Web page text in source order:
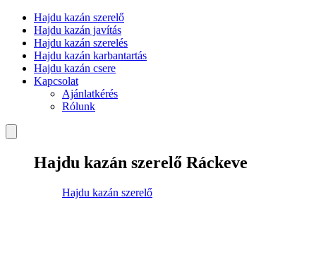
Hajdu kazán szerelő
Hajdu kazán javítás
Hajdu kazán szerelés
Hajdu kazán karbantartás
Hajdu kazán csere
Kapcsolat
Ajánlatkérés
Rólunk
Hajdu kazán szerelő Ráckeve
Hajdu kazán szerelő